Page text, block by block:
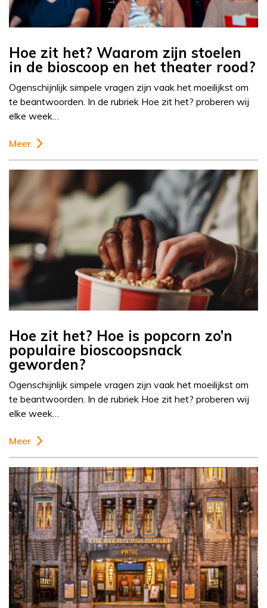
Hoe zit het? Waarom zijn stoelen
in de bioscoop en het theater rood?
Ogenschijnlijk simpele vragen zijn vaak het moeilijkst om
te beantwoorden. In de rubriek Hoe zit het? proberen wij
elke week…
Meer
Hoe zit het? Hoe is popcorn zo’n
populaire bioscoopsnack
geworden?
Ogenschijnlijk simpele vragen zijn vaak het moeilijkst om
te beantwoorden. In de rubriek Hoe zit het? proberen wij
elke week…
Meer